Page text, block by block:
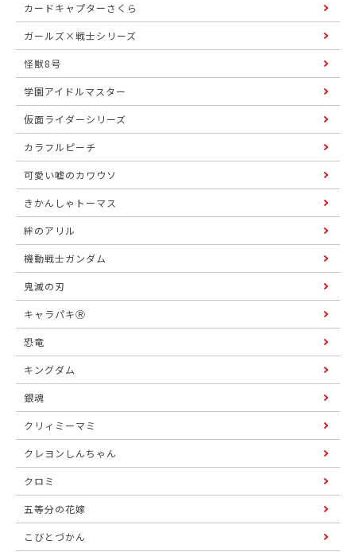
カードキャプターさくら
ガールズ×戦士シリーズ
怪獣8号
学園アイドルマスター
仮面ライダーシリーズ
カラフルピーチ
可愛い嘘のカワウソ
きかんしゃトーマス
絆のアリル
機動戦士ガンダム
鬼滅の刃
キャラパキⓇ
恐竜
キングダム
銀魂
クリィミーマミ
クレヨンしんちゃん
クロミ
五等分の花嫁
こびとづかん